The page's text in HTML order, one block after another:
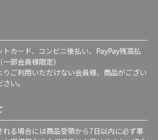
カード、コンビニ後払い、PayPay残高払
部会員様限定）
ご利用いただけない会員様、商品がござい
い。
る場合には商品受領から7日以内に必ず事